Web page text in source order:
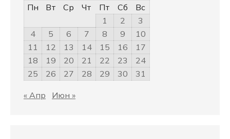
Пн
Вт Ср Чт Пт Сб
Вс
1
2
3
4
5 6 7 8 9
10
11
12 13 14 15 16
17
18
19 20 21 22 23
24
25
26 27 28 29 30 31
« Апр Июн »